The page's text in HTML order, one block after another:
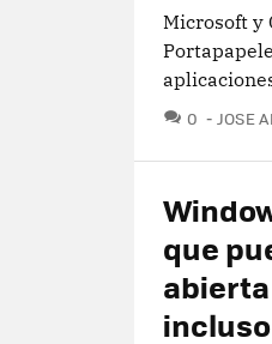
Microsoft y
0
JOSE
que